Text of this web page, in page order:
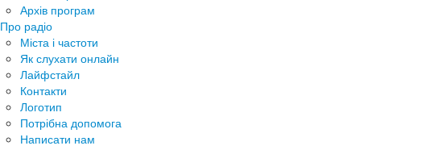
Архів програм
Про радіо
Міста і частоти
Як слухати онлайн
Лайфстайл
Контакти
Логотип
Потрібна допомога
Написати нам